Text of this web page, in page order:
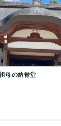
みを否定しません、
レイ、思念伝達
祖母の納骨堂